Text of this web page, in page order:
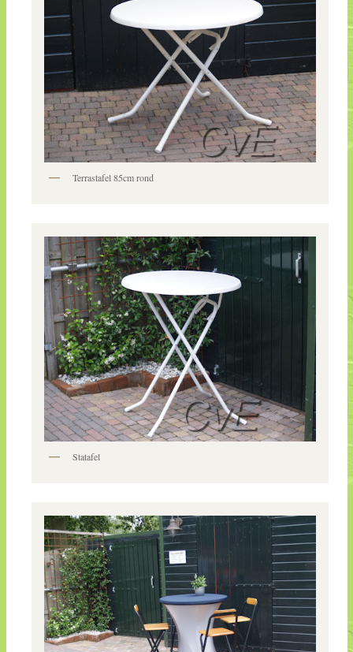
Terrastafel 85cm rond
Statafel